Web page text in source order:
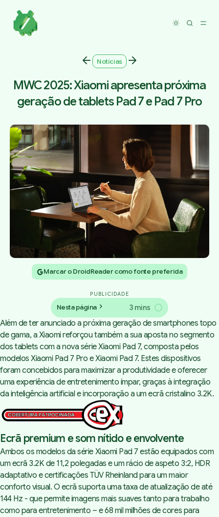
Toggle
Notícias
MWC 2025: Xiaomi apresenta próxima
geração de tablets Pad 7 e Pad 7 Pro
Marcar o DroidReader como fonte preferida
PUBLICIDADE
Nesta página 3 mins
Além de ter anunciado a próxima geração de smartphones topo
de gama, a Xiaomi reforçou também a sua aposta no segmento
dos tablets com a nova série Xiaomi Pad 7, composta pelos
modelos Xiaomi Pad 7 Pro e Xiaomi Pad 7. Estes dispositivos
foram concebidos para maximizar a produtividade e oferecer
uma experiência de entretenimento ímpar, graças à integração
da inteligência artificial e incorporação a um ecrã cristalino 3.2K.
Ecrã premium e som nítido e envolvente
Ambos os modelos da série Xiaomi Pad 7 estão equipados com
um ecrã 3.2K de 11,2 polegadas e um rácio de aspeto 3:2, HDR
adaptativo e certificações TÜV Rheinland para um maior
conforto visual. O ecrã suporta uma taxa de atualização de até
144 Hz - que permite imagens mais suaves tanto para trabalho
como para entretenimento – e 68 mil milhões de cores para